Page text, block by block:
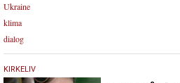
Ukraine
klima
dialog
30.
KIRKELIV